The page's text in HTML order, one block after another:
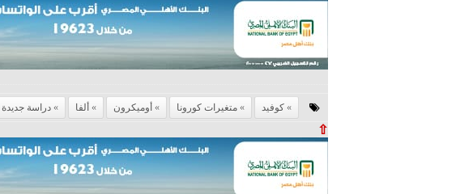
كوفيد متغيرات كورونا أوميكرون ألفا دراسة جديدة
⇧